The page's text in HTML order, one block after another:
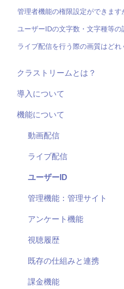
管理者機能の権限設定ができます
ユーザーIDの文字数・文字種等の
ライブ配信を行う際の画質はどれ
クラストリームとは？
導入について
料金・プラン
機能(導入前)
サービス
導入に向けて
サポート
セキュリティ
機能について
動画配信
ライブ配信
ユーザーID
管理機能：管理サイト
アンケート機能
視聴履歴
既存の仕組みと連携
課金機能